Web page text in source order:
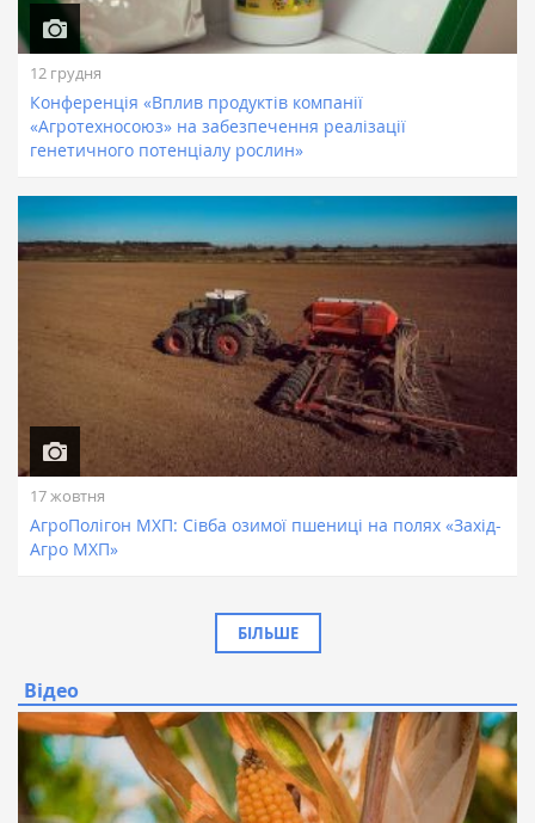
12 грудня
Конференція «Вплив продуктів компанії
«Агротехносоюз» на забезпечення реалізації
генетичного потенціалу рослин»
17 жовтня
АгроПолігон МХП: Сівба озимої пшениці на полях «Захід-
Агро МХП»
БІЛЬШЕ
Відео